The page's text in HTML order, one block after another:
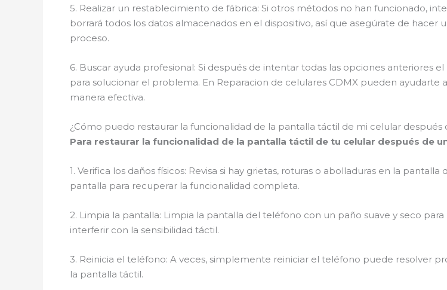
5. Realizar un restablecimiento de fábrica: Si otros métodos no han funcionado,
borrará todos los datos almacenados en el dispositivo, así que asegúrate de hacer
proceso.
6. Buscar ayuda profesional: Si después de intentar todas las opciones anteriores
para solucionar el problema. En Reparacion de celulares CDMX pueden
manera efectiva.
¿Cómo puedo restaurar la funcionalidad de la pantalla táctil de mi celular después
Para restaurar la funcionalidad de la pantalla táctil de tu celular después de
1. Verifica los daños físicos: Revisa si hay grietas, roturas o abolladuras en la
pantalla para recuperar la funcionalidad completa.
2. Limpia la pantalla: Limpia la pantalla del teléfono con un paño suave y seco
interferir con la sensibilidad táctil.
3. Reinicia el teléfono: A veces, simplemente reiniciar el teléfono puede resolver
la pantalla táctil.